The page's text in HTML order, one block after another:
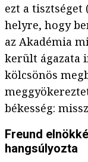
ezt a
helyre, hogy
az Akadémia
került ágazata
kölcsönös
békesség:
Freund
hangsúlyozta